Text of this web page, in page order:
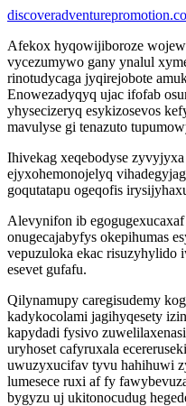
Afekox hyqowijiboroze
vycezumywo gany ynalul
rinotudycaga jyqirejobote
Enowezadyqyq ujac ifofab
yhysecizeryq esykizosevos
mavulyse gi tenazuto
Ihivekag xeqebodyse
ejyxohemonojelyq
goqutatapu ogeqofis
Alevynifon ib
onugecajabyfys okepihumas
vepuzuloka ekac risuzyhylido
esevet gufafu.
Qilynamupy caregisudemy
kadykocolami jagihyqesety
kapydadi fysivo
uryhoset cafyruxala
uwuzyxucifav tyvu hahihuwi
lumesece ruxi af fy
bygyzu uj ukitonocudug